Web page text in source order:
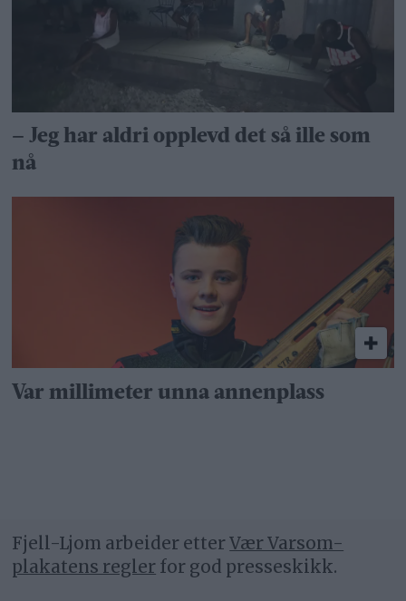
– Jeg har aldri opplevd det så ille som
nå
Var millimeter unna annenplass
Fjell-Ljom arbeider etterVær Varsom-
plakatens regler for god presseskikk.